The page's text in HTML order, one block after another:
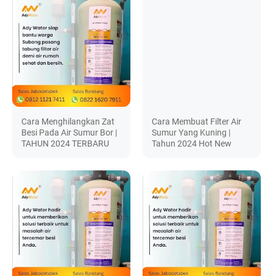
Cara Menghilangkan Zat
Besi Pada Air Sumur Bor |
TAHUN 2024 TERBARU
Cara Membuat Filter Air
Sumur Yang Kuning |
Tahun 2024 Hot New